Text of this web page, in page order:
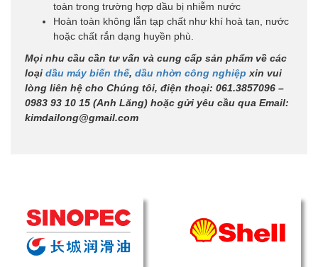
toàn trong trường hợp dầu bị nhiễm nước
Hoàn toàn không lẫn tạp chất như khí hoà tan, nước
hoặc chất rắn dạng huyền phù.
Mọi nhu cầu cần tư vấn và cung cấp sản phẩm về các
loại dầu máy biến thế, dầu nhờn công nghiệp xin vui
lòng liên hệ cho Chúng tôi, điện thoại: 061.3857096 –
0983 93 10 15 (Anh Lăng) hoặc gửi yêu cầu qua Email:
kimdailong@gmail.com